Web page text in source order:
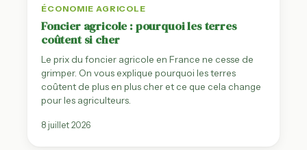
ÉCONOMIE AGRICOLE
Foncier agricole : pourquoi les terres
coûtent si cher
Le prix du foncier agricole en France ne cesse de
grimper. On vous explique pourquoi les terres
coûtent de plus en plus cher et ce que cela change
pour les agriculteurs.
8 juillet 2026